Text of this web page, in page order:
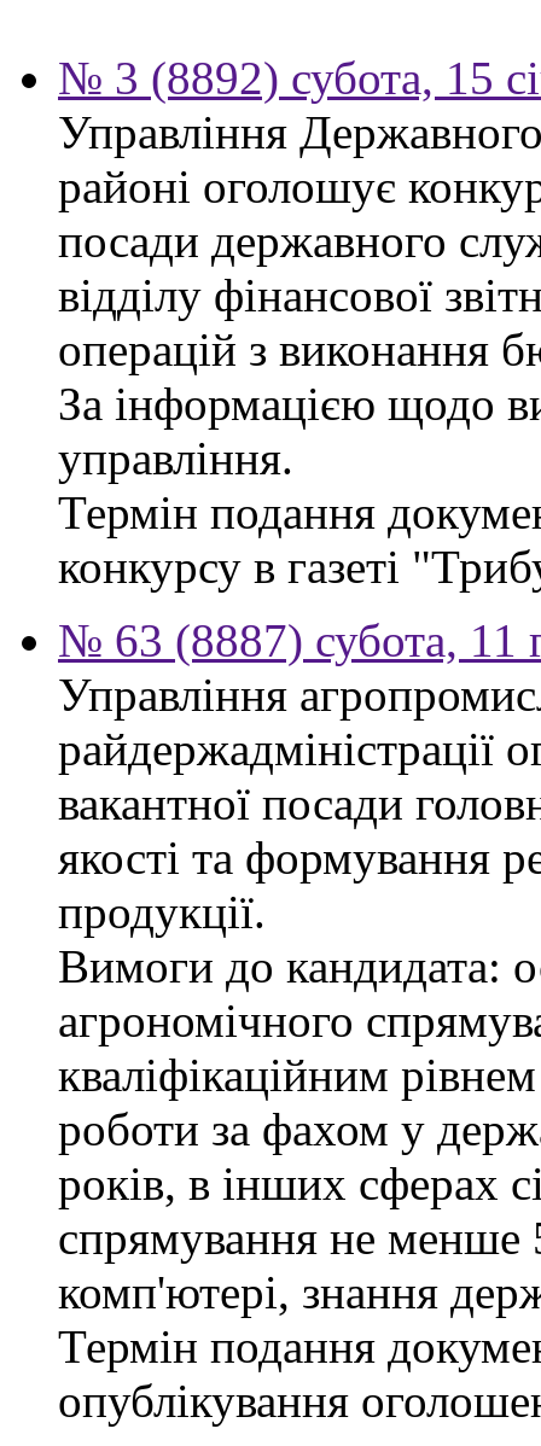
№ 3 (8892) субота, 15
Управління
районі оголошує
посади державного
відділу фінансової
операцій з виконання
За інформацією щодо
управління.
Термін подання
конкурсу в газеті
№ 63 (8887) субота, 11
Управління
райдержадміністрації
вакантної посади
якості та формування
продукції.
Вимоги до кандидата:
агрономічного
кваліфікаційним
роботи за фахом у
років, в інших сферах
спрямування не менше
комп'ютері, знання
Термін подання
опублікування